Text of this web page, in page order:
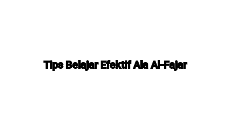
Tips Belajar Efektif Ala Al-Fajar